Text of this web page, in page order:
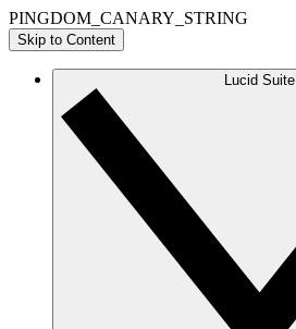
PINGDOM_CANARY_STRING
Skip to Content
Lucid Suite